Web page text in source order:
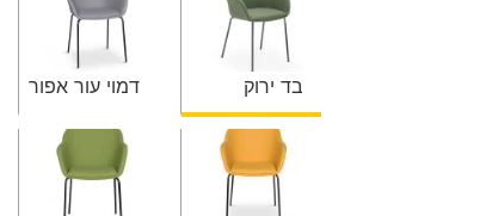
בד ירוק דמוי עור אפור